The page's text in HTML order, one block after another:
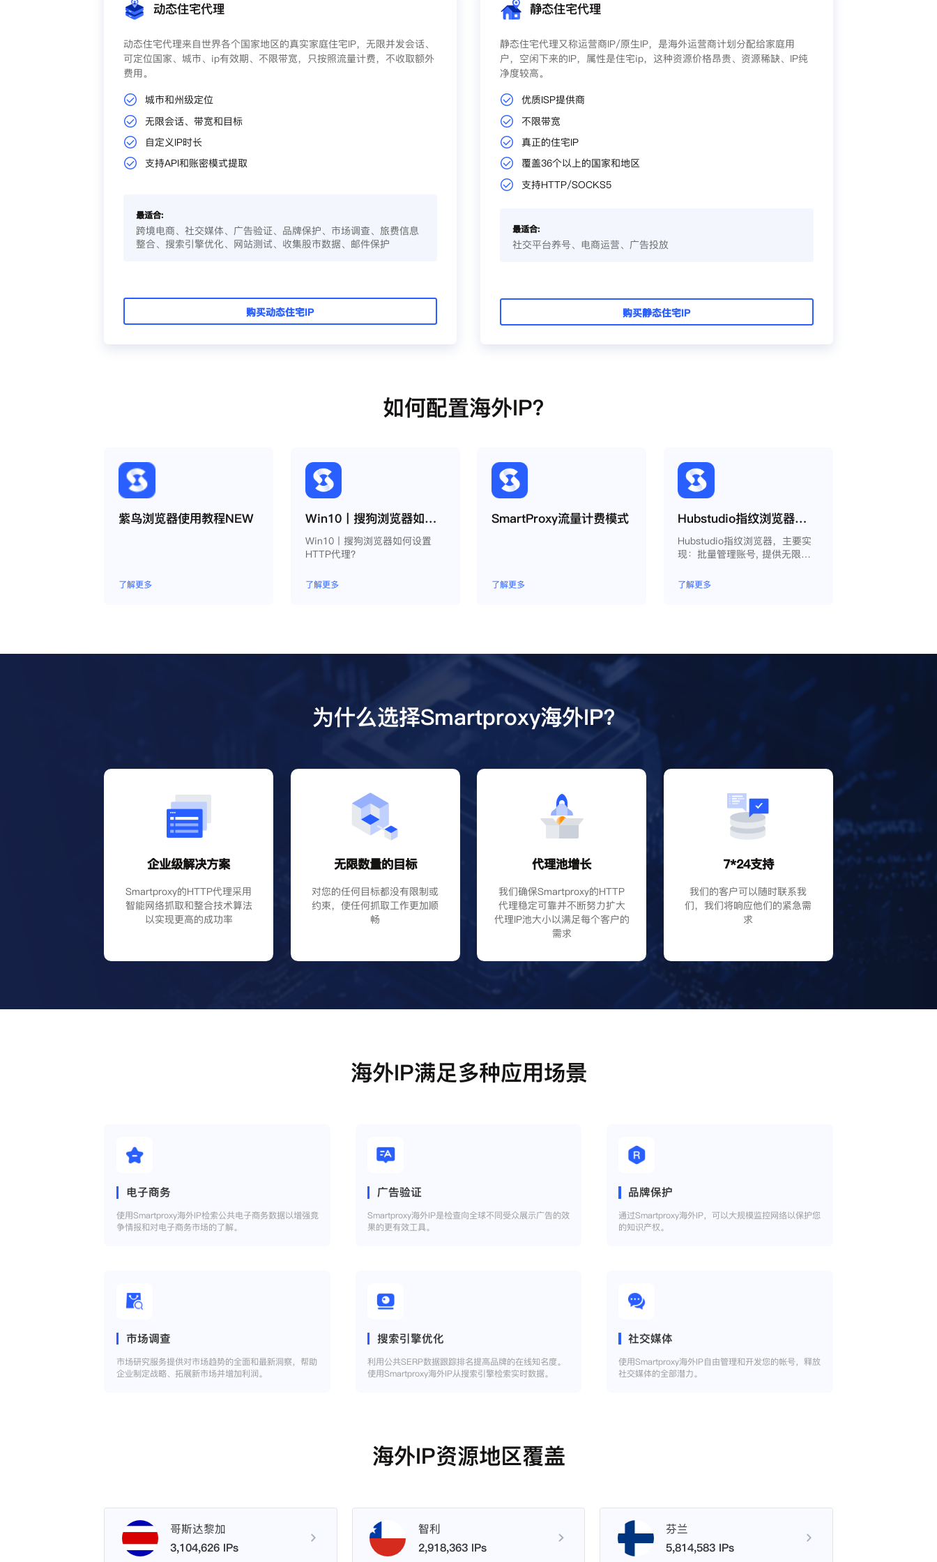
动态住宅代理
动态住宅代理来自世界各个国家地区的真实家庭住宅IP，无限并发会话、
可定位国家、城市、ip有效期、不限带宽，只按照流量计费，不收取额外
费用。
城市和州级定位
无限会话、带宽和目标
自定义IP时长
支持API和账密模式提取
最适合:
跨境电商、社交媒体、广告验证、品牌保护、市场调查、旅费信息
整合、搜索引擎优化、网站测试、收集股市数据、邮件保护
购买动态住宅IP
静态住宅代理
静态住宅代理又称运营商IP/原生IP，是海外运营商计划分配给家庭用
户，空闲下来的IP，属性是住宅ip，这种资源价格昂贵、资源稀缺、IP纯
净度较高。
优质ISP提供商
不限带宽
真正的住宅IP
覆盖36个以上的国家和地区
支持HTTP/SOCKS5
最适合:
社交平台养号、电商运营、广告投放
购买静态住宅IP
如何配置海外IP？
紫鸟浏览器使用教程NEW
了解更多
Win10丨搜狗浏览器如何设置HTTP代理？
Win10丨搜狗浏览器如何设置
HTTP代理？
了解更多
SmartProxy流量计费模式
了解更多
Hubstudio指纹浏览器使用Smartproxy教程
Hubstudio指纹浏览器，主要实
现：批量管理账号, 提供无限量
且提供自动化操作和团队协作功
能，能大力提高工作效率 。
了解更多
为什么选择Smartproxy海外IP？
企业级解决方案
Smartproxy的HTTP代理采用
智能网络抓取和整合技术算法
以实现更高的成功率
无限数量的目标
对您的任何目标都没有限制或
约束，使任何抓取工作更加顺
畅
代理池增长
我们确保Smartproxy的HTTP
代理稳定可靠并不断努力扩大
代理IP池大小以满足每个客户的
需求
7*24支持
我们的客户可以随时联系我
们，我们将响应他们的紧急需
求
海外IP满足多种应用场景
电子商务
使用Smartproxy海外IP检索公共电子商务数据以增强竞
争情报和对电子商务市场的了解。
广告验证
Smartproxy海外IP是检查向全球不同受众展示广告的效
果的更有效工具。
品牌保护
通过Smartproxy海外IP，可以大规模监控网络以保护您
的知识产权。
市场调查
市场研究服务提供对市场趋势的全面和最新洞察，帮助
企业制定战略、拓展新市场并增加利润。
搜索引擎优化
利用公共SERP数据跟踪排名提高品牌的在线知名度。
使用Smartproxy海外IP从搜索引擎检索实时数据。
社交媒体
使用Smartproxy海外IP自由管理和开发您的帐号，释放
社交媒体的全部潜力。
海外IP资源地区覆盖
哥斯达黎加
3,104,626 IPs
智利
2,918,363 IPs
芬兰
5,814,583 IPs